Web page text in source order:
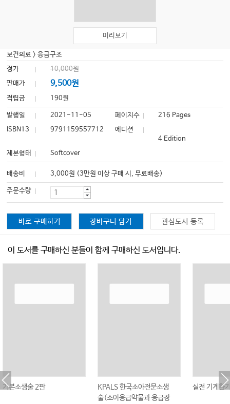
미리보기
보건의료 >응급구조
정가
10,000원
판매가
9,500원
적립금 190원
발행일 2021-11-05 페이지수
216 Pages
ISBN13
9791159557712
에디션
4 Edition
제본형태
Softcover
배송비 3,000원 (3만원 이상 구매 시, 무료배송)
주문수량
바로 구매하기 장바구니 담기 관심도서 등록
이 도서를 구매하신 분들이 함께 구매하신 도서입니다.
기본소생술 2판
KPALS 한국소아전문소생
술(소아응급약물과 응급장
실전 기계환